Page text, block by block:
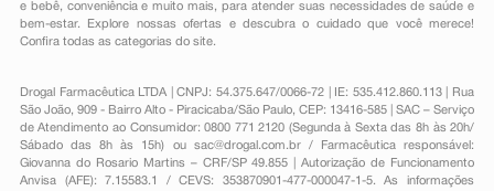
e bebê, conveniênciae muito mais, para atender suas necessidades de saúde e
bem-estar. Explore nossas ofertas e descubra o cuidado que você merece!
Confira todas as categorias do site.
Drogal Farmacêutica LTDA | CNPJ: 54.375.647/0066-72 | IE: 535.412.860.113 | Rua
São João, 909 - Bairro Alto - Piracicaba/São Paulo, CEP: 13416-585 | SAC – Serviço
de Atendimento ao Consumidor: 0800 771 2120 (Segunda à Sexta das 8h às 20h/
Sábado das 8h às 15h) ou sac@drogal.com.br/ Farmacêutica responsável:
Giovanna do Rosario Martins – CRF/SP 49.855 | Autorização de Funcionamento
Anvisa (AFE): 7.15583.1 / CEVS: 353870901-477-000047-1-5. As informações